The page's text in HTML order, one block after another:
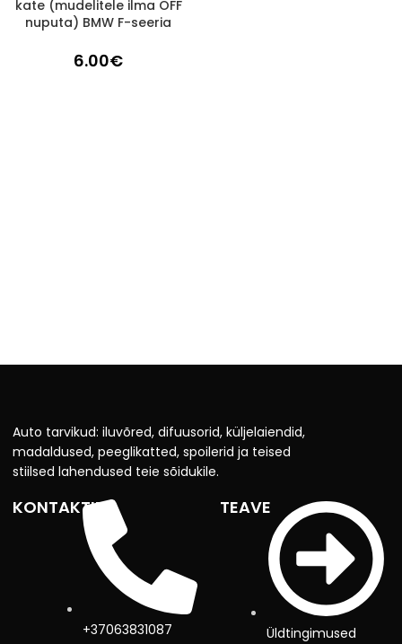
kate (mudelitele ilma OFF
nuputa) BMW F-seeria
6.00€
Auto tarvikud: iluvõred, difuusorid, küljelaiendid,
madaldused, peeglikatted, spoilerid ja teised
stiilsed lahendused teie sõidukile.
KONTAKTID
+37063831087
TEAVE
Üldtingimused